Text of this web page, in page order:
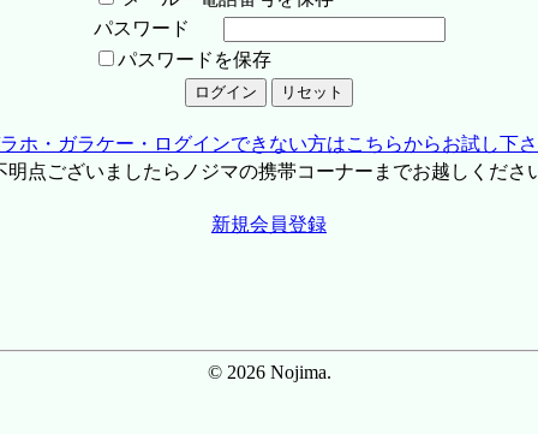
パスワード
パスワードを保存
ホ・ガラケー・ログインできない方はこちらからお試し下
点ございましたらノジマの携帯コーナーまでお越しくださ
新規会員登録
© 2026 Nojima.